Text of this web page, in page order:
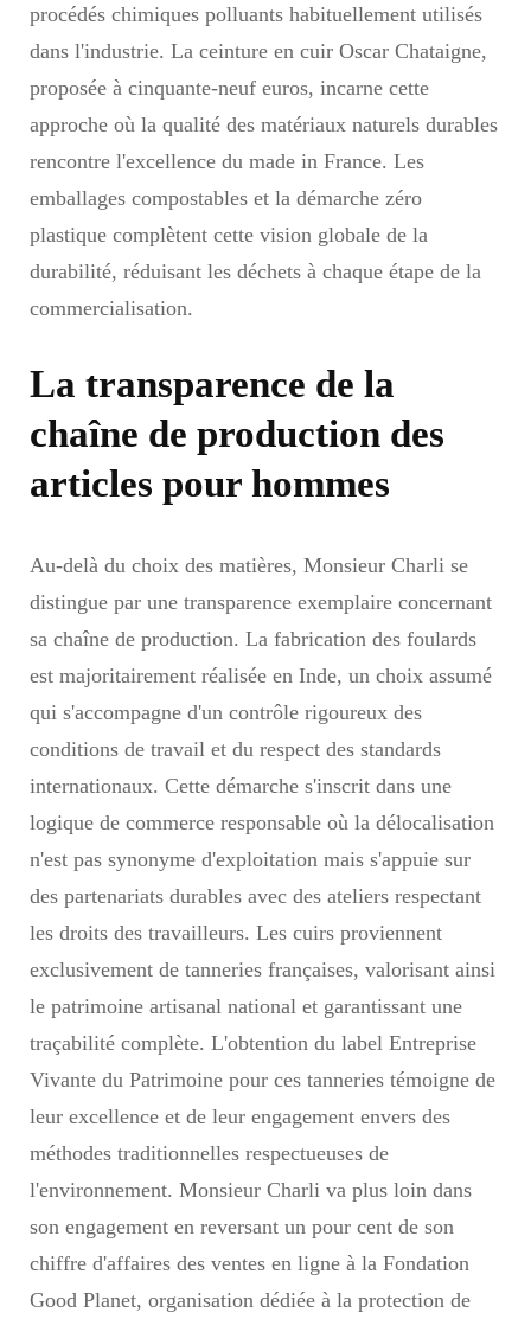
procédés chimiques polluants habituellement utilisés
dans l'industrie. La ceinture en cuir Oscar Chataigne,
proposée à cinquante-neuf euros, incarne cette
approche où la qualité des matériaux naturels durables
rencontre l'excellence du made in France. Les
emballages compostables et la démarche zéro
plastique complètent cette vision globale de la
durabilité, réduisant les déchets à chaque étape de la
commercialisation.
La transparence de la
chaîne de production des
articles pour hommes
Au-delà du choix des matières, Monsieur Charli se
distingue par une transparence exemplaire concernant
sa chaîne de production. La fabrication des foulards
est majoritairement réalisée en Inde, un choix assumé
qui s'accompagne d'un contrôle rigoureux des
conditions de travail et du respect des standards
internationaux. Cette démarche s'inscrit dans une
logique de commerce responsable où la délocalisation
n'est pas synonyme d'exploitation mais s'appuie sur
des partenariats durables avec des ateliers respectant
les droits des travailleurs. Les cuirs proviennent
exclusivement de tanneries françaises, valorisant ainsi
le patrimoine artisanal national et garantissant une
traçabilité complète. L'obtention du label Entreprise
Vivante du Patrimoine pour ces tanneries témoigne de
leur excellence et de leur engagement envers des
méthodes traditionnelles respectueuses de
l'environnement. Monsieur Charli va plus loin dans
son engagement en reversant un pour cent de son
chiffre d'affaires des ventes en ligne à la Fondation
Good Planet, organisation dédiée à la protection de